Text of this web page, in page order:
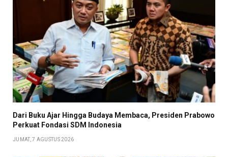
Dari Buku Ajar Hingga Budaya Membaca, Presiden Prabowo
Perkuat Fondasi SDM Indonesia
JUMAT, 7 AGUSTUS 2026